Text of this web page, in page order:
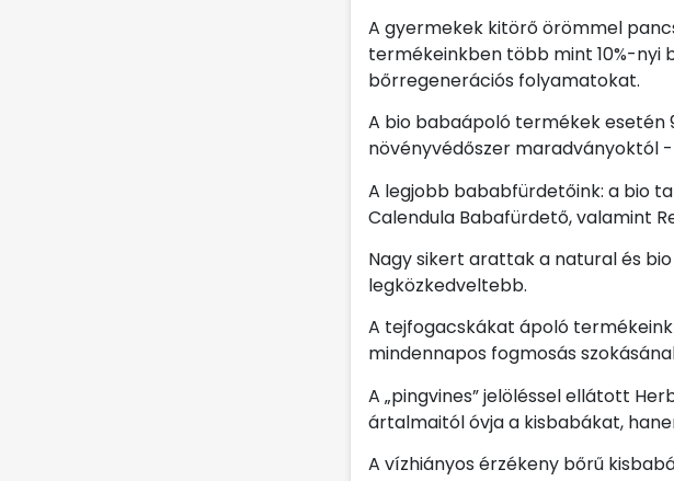
A gyermekek kitörő örömmel
termékeinkben több mint 10%-nyi
bőrregenerációs folyamatokat.
A bio babaápoló termékek esetén
növényvédőszer maradványoktól
A legjobb bababfürdetőink: a bio
Calendula Babafürdető, valamint
Nagy sikert arattak a natural és
legközkedveltebb.
A tejfogacskákat ápoló
mindennapos fogmosás
A „pingvines” jelöléssel ellátott
ártalmaitól óvja a kisbabákat,
A vízhiányos érzékeny bőrű